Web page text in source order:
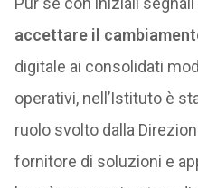
accettare il
digitale ai consolidati
operativi, nell’Istituto è
ruolo svolto dalla
fornitore di soluzioni e